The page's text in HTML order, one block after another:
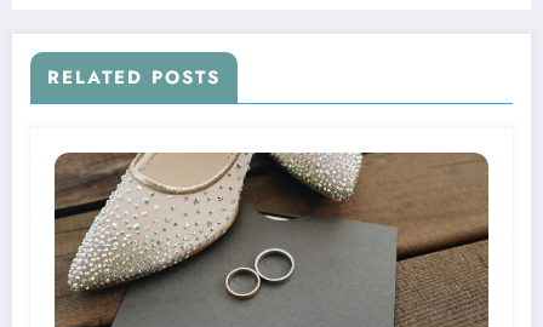
RELATED POSTS